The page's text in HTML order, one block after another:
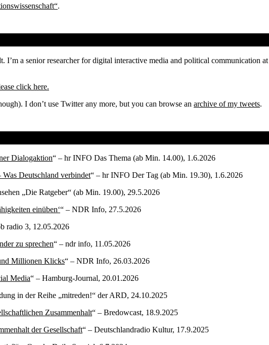
.
a senior researcher for digital interactive media and political communication
click here.
I don’t use Twitter any more, but you can browse an archive of my tweets.
Dialogaktion“ – hr INFO Das Thema (ab Min. 14.00), 1.6.2026
Deutschland verbindet“ – hr INFO Der Tag (ab Min. 19.30), 1.6.2026
„Die Ratgeber“ (ab Min. 19.00), 29.5.2026
einüben‘“ – NDR Info, 27.5.2026
radio 3, 12.05.2026
zu sprechen“ – ndr info, 11.05.2026
Millionen Klicks“ – NDR Info, 26.03.2026
Media“ – Hamburg-Journal, 20.01.2026
in der Reihe „mitreden!“ der ARD, 24.10.2025
Zusammenhalt“ – Bredowcast, 18.9.2025
der Gesellschaft“ – Deutschlandradio Kultur, 17.9.2025